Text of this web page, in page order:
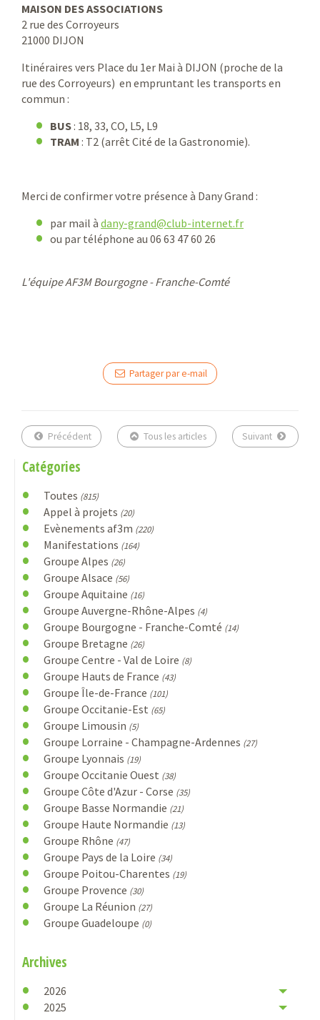
MAISON DES ASSOCIATIONS
2 rue des Corroyeurs
21000 DIJON
Itinéraires vers Place du 1er Mai à DIJON (proche de la
rue des Corroyeurs) en empruntant les transports en
commun :
BUS : 18, 33, CO, L5, L9
TRAM : T2 (arrêt Cité de la Gastronomie).
Merci de confirmer votre présence à Dany Grand :
par mail à dany-grand@club-internet.fr
ou par téléphone au 06 63 47 60 26
L'équipe AF3M Bourgogne - Franche-Comté
Partager par e-mail
Précédent Tous les articles Suivant
Catégories
Toutes (815)
Appel à projets (20)
Evènements af3m (220)
Manifestations (164)
Groupe Alpes (26)
Groupe Alsace (56)
Groupe Aquitaine (16)
Groupe Auvergne-Rhône-Alpes (4)
Groupe Bourgogne - Franche-Comté (14)
Groupe Bretagne (26)
Groupe Centre - Val de Loire (8)
Groupe Hauts de France (43)
Groupe Île-de-France (101)
Groupe Occitanie-Est (65)
Groupe Limousin (5)
Groupe Lorraine - Champagne-Ardennes (27)
Groupe Lyonnais (19)
Groupe Occitanie Ouest (38)
Groupe Côte d'Azur - Corse (35)
Groupe Basse Normandie (21)
Groupe Haute Normandie (13)
Groupe Rhône (47)
Groupe Pays de la Loire (34)
Groupe Poitou-Charentes (19)
Groupe Provence (30)
Groupe La Réunion (27)
Groupe Guadeloupe (0)
Archives
2026
2025